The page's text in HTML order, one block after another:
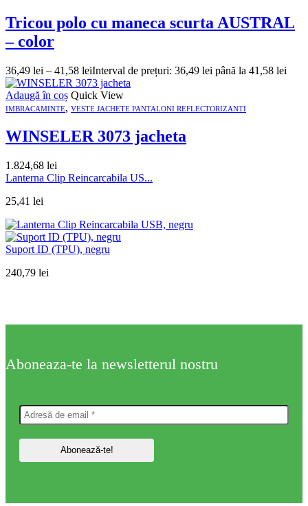
Tricou polo cu maneca scurta AUSTRAL
– color
36,49 lei – 41,58 leiInterval de prețuri: 36,49 lei până la 41,58 lei
Adaugă în coș Quick View
IMBRACAMINTE, VESTE JACHETE PANTALONI REFLECTORIZANTI
WINSELER 3073 jacheta
1.824,68 lei
Lanterna Clip Reincarcabila US...
25,41 lei
Suport ID (TPU), negru
240,79 lei
Aboneaza-te la newsletterul nostru